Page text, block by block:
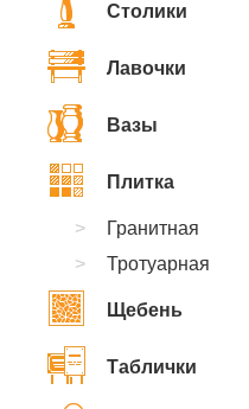
Столики
Лавочки
Вазы
Плитка
Гранитная
Тротуарная
Щебень
Таблички